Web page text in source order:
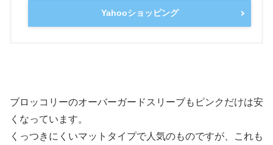
Yahooショッピング
ブロッコリーのオーバーガードスリーブもピンクだけは安
くなっています。
くっつきにくいマットタイプで人気のものですが、これも